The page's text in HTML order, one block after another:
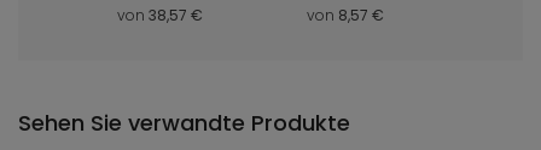
von 38,57 € von 8,57 €
Sehen Sie verwandte Produkte